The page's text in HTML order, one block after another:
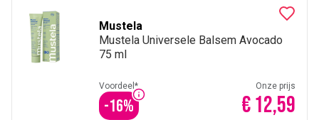
Mustela
Mustela Universele Balsem Avocado
75 ml
Voordeel*
-16%
Onze prijs
€ 12,59